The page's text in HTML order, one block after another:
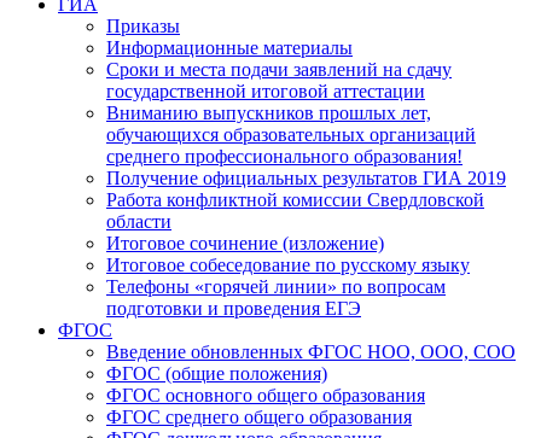
ГИА
Приказы
Информационные материалы
Сроки и места подачи заявлений на сдачу
государственной итоговой аттестации
Вниманию выпускников прошлых лет,
обучающихся образовательных организаций
среднего профессионального образования!
Получение официальных результатов ГИА 2019
Работа конфликтной комиссии Свердловской
области
Итоговое сочинение (изложение)
Итоговое собеседование по русскому языку
Телефоны «горячей линии» по вопросам
подготовки и проведения ЕГЭ
ФГОС
Введение обновленных ФГОС НОО, ООО, СОО
ФГОС (общие положения)
ФГОС основного общего образования
ФГОС среднего общего образования